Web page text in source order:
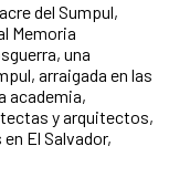
del Sumpul,
Memoria
una
arraigada en las
academia,
y arquitectos,
El Salvador,